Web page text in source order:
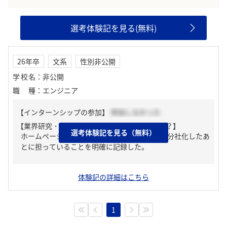
選考体験記を見る(無料)
26年卒 文系
性別非公開
学校名 ： 非公開
職種 ： エンジニア
【インターンシップの参加】
参加しなかった
【業界研究・企業研究はどんな風にしましたか？】
ホームページを良く読み込むことで、IBMから分社化したあ
とに担っていることを明確に記録した。
選考体験記を見る（無料）
体験記の詳細はこちら
1